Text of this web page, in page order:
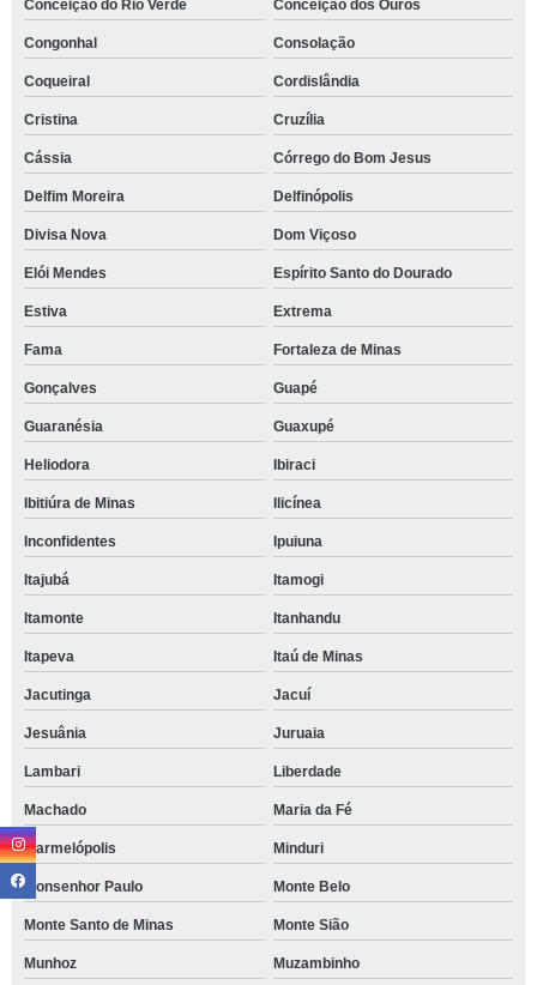
Conceição do Rio Verde Conceição dos Ouros
Congonhal Consolação
Coqueiral Cordislândia
Cristina Cruzília
Cássia Córrego do Bom Jesus
Delfim Moreira Delfinópolis
Divisa Nova Dom Viçoso
Elói Mendes Espírito Santo do Dourado
Estiva Extrema
Fama Fortaleza de Minas
Gonçalves Guapé
Guaranésia Guaxupé
Heliodora Ibiraci
Ibitiúra de Minas Ilicínea
Inconfidentes Ipuiuna
Itajubá Itamogi
Itamonte Itanhandu
Itapeva Itaú de Minas
Jacutinga Jacuí
Jesuânia Juruaia
Lambari Liberdade
Machado Maria da Fé
Marmelópolis Minduri
Monsenhor Paulo Monte Belo
Monte Santo de Minas Monte Sião
Munhoz Muzambinho